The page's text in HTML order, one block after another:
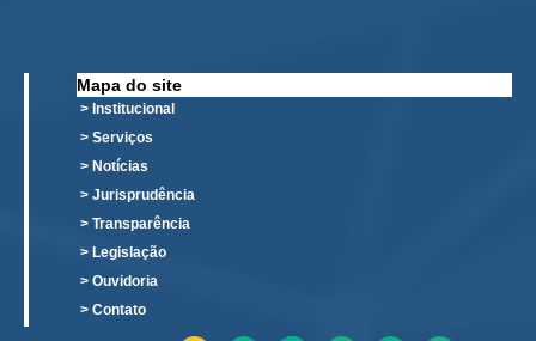
Mapa do site
> Institucional
> Serviços
> Notícias
> Jurisprudência
> Transparência
> Legislação
> Ouvidoria
> Contato